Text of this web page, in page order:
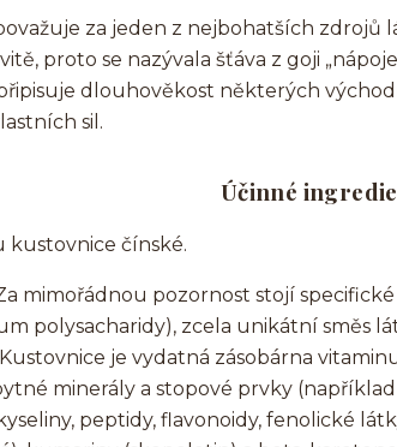
za jeden z nejbohatších
proto se nazývala šťáva z goji
dlouhověkost některých
sil.
Účinné
kustovnice čínské.
mimořádnou pozornost stojí
polysacharidy), zcela unikátní směs
je vydatná zásobárna vitaminu
minerály a stopové prvky
peptidy, flavonoidy, fenolické